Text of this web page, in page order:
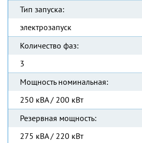
Тип запуска:
электрозапуск
Количество фаз:
3
Мощность номинальная:
250 кВА / 200 кВт
Резервная мощность:
275 кВА / 220 кВт